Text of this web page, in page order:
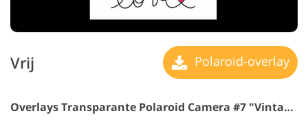
Vrij Polaroid-overlay
Overlays Transparante Polaroid Camera #7 "Vintage"